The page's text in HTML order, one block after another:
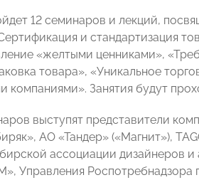
12 семинаров и лекций,
и стандартизация
«желтыми ценниками»,
товара», «Уникальное
компаниями». Занятия будут
выступят представители
АО «Тандер» («Магнит»),
ассоциации дизайнеров
Управления Роспотребнадзора